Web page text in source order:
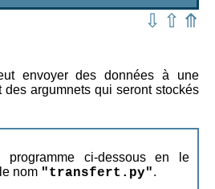
⇩ ⇧ ⤊
envoyer des données à une
des argumnets qui seront stockés
ci-dessous en le
nom "transfert.py".